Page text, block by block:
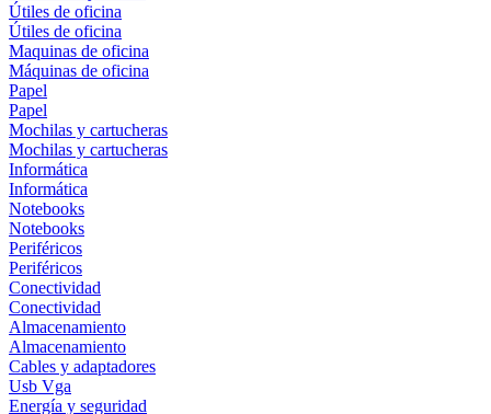
Útiles de oficina
Útiles de oficina
Maquinas de oficina
Máquinas de oficina
Papel
Papel
Mochilas y cartucheras
Mochilas y cartucheras
Informática
Informática
Notebooks
Notebooks
Periféricos
Periféricos
Conectividad
Conectividad
Almacenamiento
Almacenamiento
Cables y adaptadores
Usb Vga
Energía y seguridad